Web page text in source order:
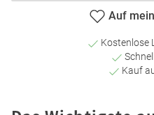
Auf
Kostenlose
Kauf